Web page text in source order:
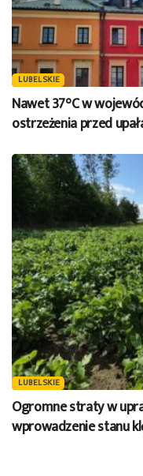
LUBELSKIE
Nawet 37°C w
ostrzeżenia przed
LUBELSKIE
Ogromne straty w
wprowadzenie stanu